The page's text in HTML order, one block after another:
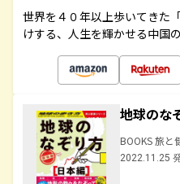
世界を４０年以上歩いてきた
けする、人生を輝かせる中国
地球の
BOOKS 旅と
2022.11.25